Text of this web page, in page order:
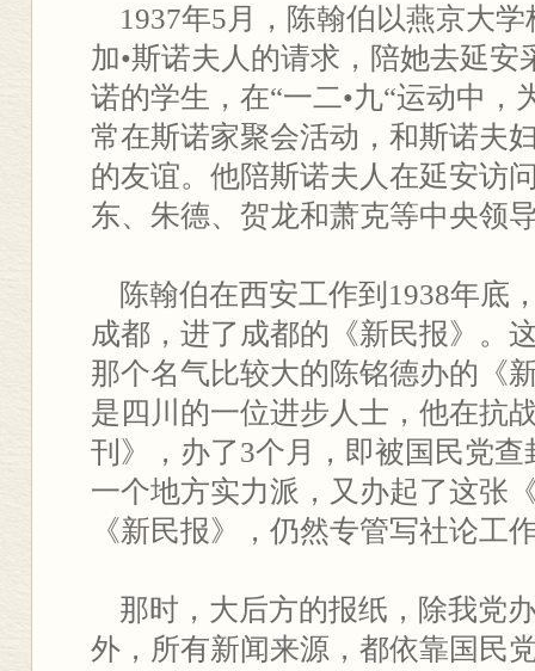
1937年5月，陈翰伯以燕京大学
加•斯诺夫人的请求，陪她去延安
诺的学生，在“一二•九“运动中，
常在斯诺家聚会活动，和斯诺夫
的友谊。他陪斯诺夫人在延安访
东、朱德、贺龙和萧克等中央领
陈翰伯在西安工作到1938年底
成都，进了成都的《新民报》。
那个名气比较大的陈铭德办的《
是四川的一位进步人士，他在抗
刊》，办了3个月，即被国民党
一个地方实力派，又办起了这张
《新民报》，仍然专管写社论工
那时，大后方的报纸，除我党
外，所有新闻来源，都依靠国民